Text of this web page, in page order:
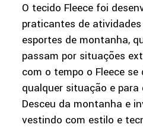
O tecido Fleece foi
praticantes de
esportes de montanha,
passam por situações
com o tempo o Fleece
qualquer situação e para
Desceu da montanha e
vestindo com estilo e